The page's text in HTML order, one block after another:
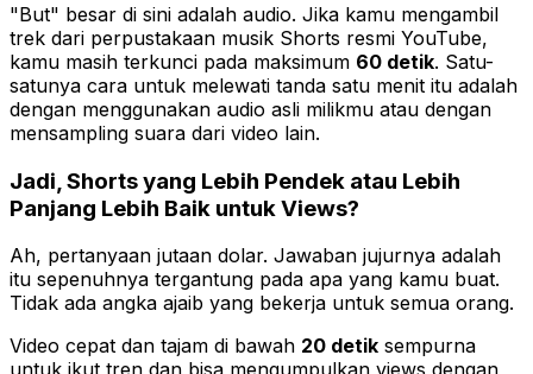
"But" besar di sini adalah audio. Jika kamu mengambil
trek dari perpustakaan musik Shorts resmi YouTube,
kamu masih terkunci pada maksimum 60 detik. Satu-
satunya cara untuk melewati tanda satu menit itu adalah
dengan menggunakan audio asli milikmu atau dengan
mensampling suara dari video lain.
Jadi, Shorts yang Lebih Pendek atau Lebih
Panjang Lebih Baik untuk Views?
Ah, pertanyaan jutaan dolar. Jawaban jujurnya adalah
itu sepenuhnya tergantung pada apa yang kamu buat.
Tidak ada angka ajaib yang bekerja untuk semua orang.
Video cepat dan tajam di bawah 20 detik sempurna